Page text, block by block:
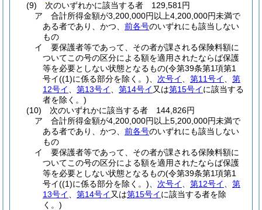
(9)
次のいずれかに該当する者 129,581円
ア
合計所得金額が3,200,000円以上4,200,000円未満で
ある者であり、かつ、 前各号のいずれにも該当しない
もの
イ
要保護者等であって、その者が課される保険料額に
ついてこの号の区分による額を適用されたならば保護
等を必要としない状態となるもの(令第39条第1項第1
号イ((1)に係る部分を除く。) 次号イ 第11号イ
第
12号イ
第13号イ 第14号イ 又は第15号イに該当する
者を除く。)
(10)
次のいずれかに該当する者 144,826円
ア
合計所得金額が4,200,000円以上5,200,000円未満で
ある者であり、かつ、 前各号のいずれにも該当しない
もの
イ
要保護者等であって、その者が課される保険料額に
ついてこの号の区分による額を適用されたならば保護
等を必要としない状態となるもの(令第39条第1項第1
号イ((1)に係る部分を除く。) 次号イ 第12号イ
第
13号イ
第14号イ 又は第15号イに該当する者を除
く。)